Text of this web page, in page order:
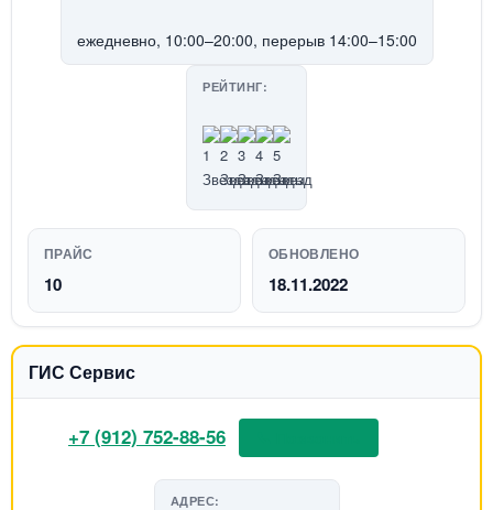
ежедневно, 10:00–20:00, перерыв 14:00–15:00
РЕЙТИНГ:
ПРАЙС
10
ОБНОВЛЕНО
18.11.2022
ГИС Сервис
+7 (912) 752-88-56
АДРЕС: